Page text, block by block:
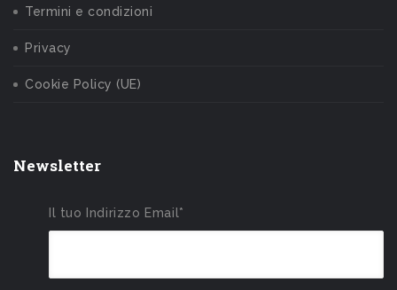
Termini e condizioni
Privacy
Cookie Policy (UE)
Newsletter
Il tuo Indirizzo Email*